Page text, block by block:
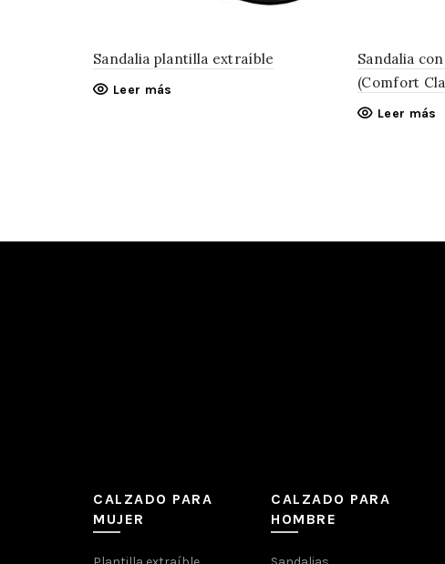
Sandalia plantilla extraíble
Leer más
Sandalia
(Comfort
Leer más
CALZADO PARA
MUJER
CALZADO PARA
HOMBRE